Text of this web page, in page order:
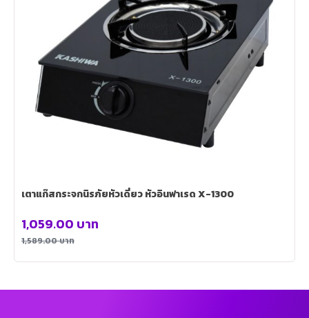
เตาแก๊สกระจกนิรภัยหัวเดี่ยว หัวอินฟาเรด X-1300
1,589.00บาท
1,059.00 บาท